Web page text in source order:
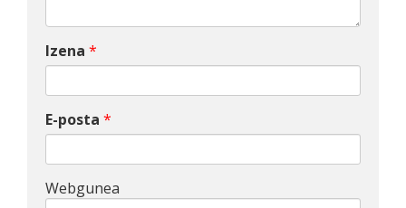
Izena *
E-posta *
Webgunea